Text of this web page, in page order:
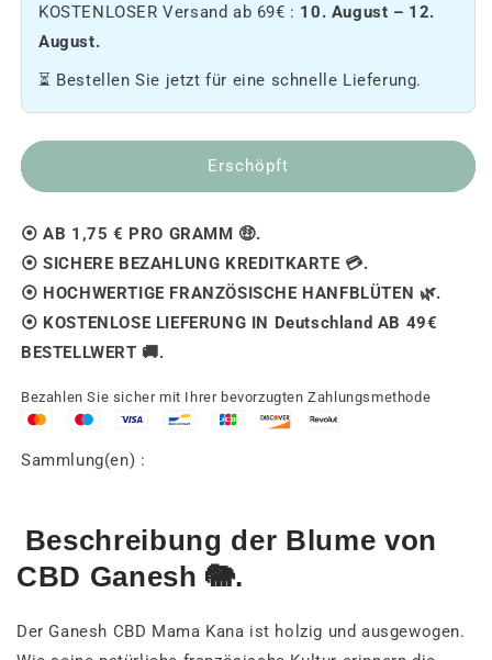
Ganesh
reduzieren
[Outdoor]
an
[Outdoor]
KOSTENLOSER Versand ab 69€ : 10. August – 12.
August.
⏳ Bestellen Sie jetzt für eine schnelle Lieferung.
Erschöpft
⦿ AB 1,75 € PRO GRAMM 🤑.
⦿ SICHERE BEZAHLUNG KREDITKARTE 💳.
⦿ HOCHWERTIGE FRANZÖSISCHE HANFBLÜTEN 🌿.
⦿ KOSTENLOSE LIEFERUNG IN Deutschland AB 49€
BESTELLWERT 🚚.
Bezahlen Sie sicher mit Ihrer bevorzugten Zahlungsmethode
Sammlung(en) :
Beschreibung der Blume von
CBD Ganesh 🐘.
Der Ganesh CBD Mama Kana ist holzig und ausgewogen.